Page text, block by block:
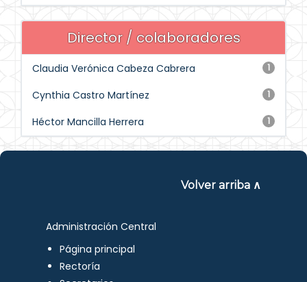
Director / colaboradores
1
Claudia Verónica Cabeza Cabrera
1
Cynthia Castro Martínez
1
Héctor Mancilla Herrera
Volver arriba ∧
Administración Central
Página principal
Rectoría